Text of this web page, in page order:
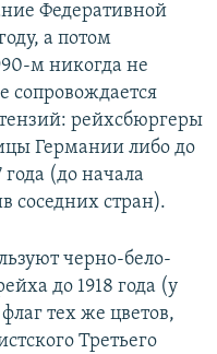
Федеративной
а потом
м никогда не
сопровождается
рейхсбюргеры
Германии либо до
года (до начала
соседних стран).
черно-бело-
до 1918 года (у
тех же цветов,
Третьего